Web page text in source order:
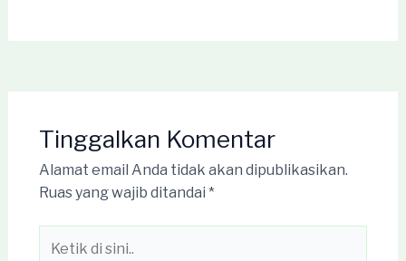
Tinggalkan Komentar
Alamat email Anda tidak akan dipublikasikan.
Ruas yang wajib ditandai *